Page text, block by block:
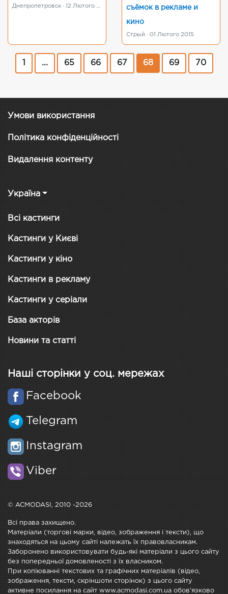
Днепропетровск · 12 Лютого 2015 съёмок в рекламе и
кино
Стрый · 01 Лютого 2015
... 65 66 67 68 69 70
Умови використання
Політика конфіденційності
Видалення контенту
Україна
Всі кастинги
Кастинги у Києві
Кастинги у кіно
Кастинги в рекламу
Кастинги у серіали
База акторів
Новини та статті
Наші сторінки у соц. мережах
Facebook
Telegram
Instagram
Viber
© ACMODASI, 2010 -2026
Всі права захищено.
Матеріали (торгові марки, відео, зображення і тексти), що
знаходяться на цьому сайті належать їх правовласникам.
Заборонено використовувати будь-які матеріали з цього сайту
без попередньої домовленості з їх власником.
При копіюванні текстових та графічних матеріалів (відео,
зображення, тексти, скріншоти сторінок) з цього сайту
активне посилання на сайт www.acmodasi.com.ua обов'язково